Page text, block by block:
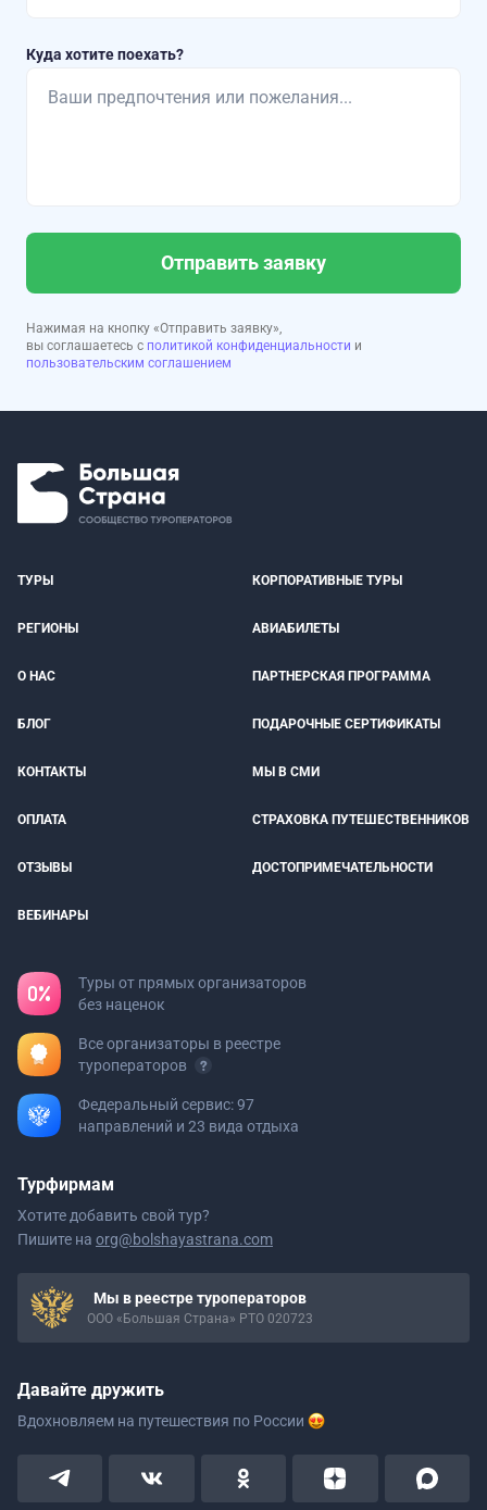
Куда хотите поехать?
Отправить заявку
Нажимая на кнопку «Отправить заявку»,
вы соглашаетесь с политикой конфиденциальности и
пользовательским соглашением
ТУРЫ КОРПОРАТИВНЫЕ ТУРЫ
РЕГИОНЫ АВИАБИЛЕТЫ
О НАС ПАРТНЕРСКАЯ ПРОГРАММА
БЛОГ ПОДАРОЧНЫЕ СЕРТИФИКАТЫ
КОНТАКТЫ МЫ В СМИ
ОПЛАТА СТРАХОВКА ПУТЕШЕСТВЕННИКОВ
ОТЗЫВЫ ДОСТОПРИМЕЧАТЕЛЬНОСТИ
ВЕБИНАРЫ
Туры от прямых организаторов
без наценок
Все организаторы в реестре
туроператоров
Федеральный сервис: 97
направлений и 23 вида отдыха
Турфирмам
Хотите добавить свой тур?
Пишите на org@bolshayastrana.com
Мы в реестре туроператоров
ООО «Большая Страна» РТО 020723
Давайте дружить
Вдохновляем на путешествия по России